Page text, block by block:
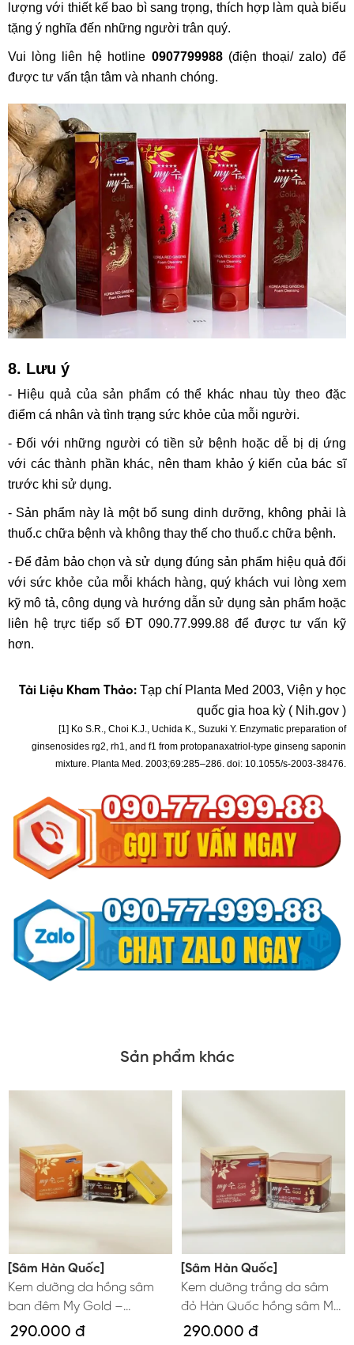
lượng với thiết kế bao bì sang trọng, thích hợp làm quà biếu
tặng ý nghĩa đến những người trân quý.
Vui lòng liên hệ hotline 0907799988(điện thoại/ zalo) để
được tư vấn tận tâm và nhanh chóng.
8. Lưu ý
- Hiệu quả của sản phẩm có thể khác nhau tùy theo đặc
điểm cá nhân và tình trạng sức khỏe của mỗi người.
- Đối với những người có tiền sử bệnh hoặc dễ bị dị ứng
với các thành phần khác, nên tham khảo ý kiến của bác sĩ
trước khi sử dụng.
- Sản phẩm này là một bổ sung dinh dưỡng, không phải là
thuố.c chữa bệnh và không thay thế cho thuố.c chữa bệnh.
- Để đảm bảo chọn và sử dụng đúng sản phẩm hiệu quả đối
với sức khỏe của mỗi khách hàng, quý khách vui lòng xem
kỹ mô tả, công dụng và hướng dẫn sử dụng sản phẩm hoặc
liên hệ trực tiếp số ĐT 090.77.999.88 để được tư vấn kỹ
hơn.
Tài Liệu Kham Thảo: Tạp chí Planta Med 2003, Viện y học
quốc gia hoa kỳ ( Nih.gov )
[1] Ko S.R., Choi K.J., Uchida K., Suzuki Y. Enzymatic preparation of
ginsenosides rg2, rh1, and f1 from protopanaxatriol-type ginseng saponin
mixture. Planta Med. 2003;69:285–286. doi: 10.1055/s-2003-38476.
Sản phẩm khác
[Sâm Hàn Quốc]
Kem dưỡng da hồng sâm
ban đêm My Gold –
Sleeping Pack
290.000 đ
[Sâm Hàn Quốc]
Kem dưỡng trắng da sâm
đỏ Hàn Quốc hồng sâm My
Gold ngày và đêm
290.000 đ